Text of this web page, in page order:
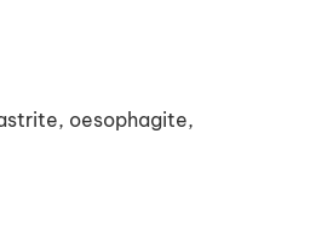
oesophagite,